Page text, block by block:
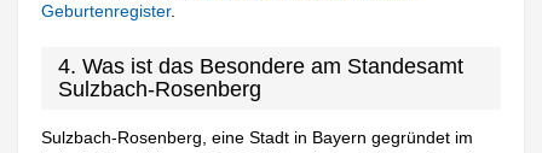
Geburtenregister.
4. Was ist das Besondere am Standesamt
Sulzbach-Rosenberg
Sulzbach-Rosenberg, eine Stadt in Bayern gegründet im